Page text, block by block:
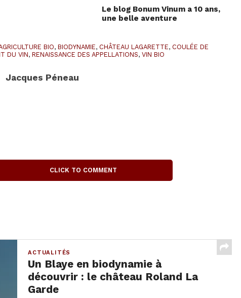
Le blog Bonum Vinum a 10 ans,
une belle aventure
BIO,BIODYNAMIE, CHÂTEAU LAGARETTE, COULÉE DE
DU VIN,RENAISSANCE DES APPELLATIONS,VIN BIO
Jacques Péneau
CLICK TO COMMENT
ACTUALITÉS
Un Blaye en biodynamie à
découvrir : le château Roland La
Garde